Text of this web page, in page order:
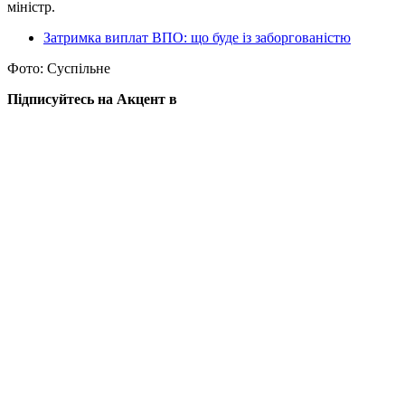
міністр.
Затримка виплат ВПО: що буде із заборгованістю
Фото: Суспільне
Підписуйтесь на Акцент в